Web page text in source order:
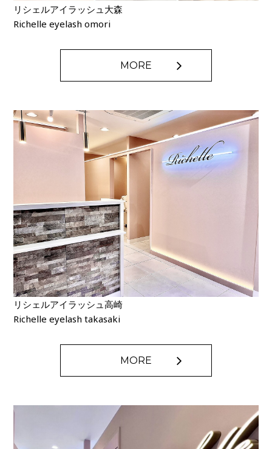
リシェルアイラッシュ大森
Richelle eyelash omori
MORE
リシェルアイラッシュ高崎
Richelle eyelash takasaki
MORE